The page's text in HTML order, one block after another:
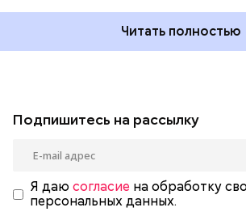
Читать полностью
Подпишитесь на рассылку
Я даю согласие на обработку
персональных данных.